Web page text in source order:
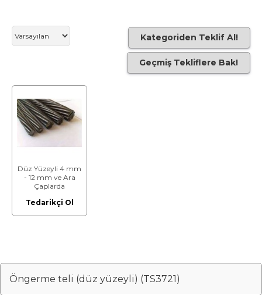
Kategoriden Teklif Al!
Geçmiş Tekliflere Bak!
Düz Yüzeyli 4 mm
- 12 mm ve Ara
Çaplarda
Tedarikçi Ol
Öngerme teli (düz yüzeyli) (TS3721)